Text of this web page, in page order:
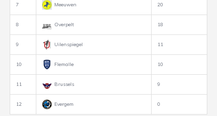
7 Meeuwen 20
8 Overpelt 18
9 Uilenspiegel 11
10 Flemalle 10
11 Brussels 9
12 Evergem 0